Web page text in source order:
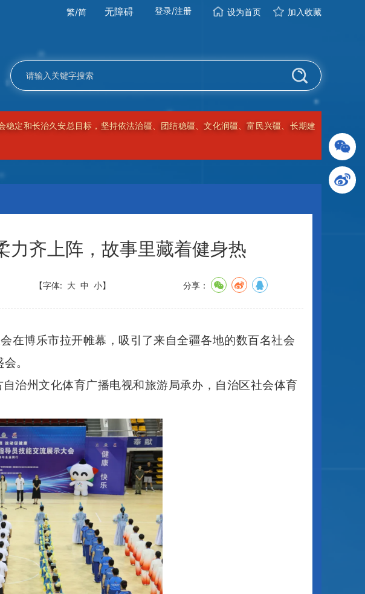
加入收藏
设为首页
登录/注册
无障碍
繁/简
性工作，在新时代新征程上奋力建设美好新疆！
力齐上阵，故事里藏着健身热
【字体: 大 中 小】 分享：
在博乐市拉开帷幕，吸引了来自全疆各地的数百名社会
。
治州文化体育广播电视和旅游局承办，自治区社会体育